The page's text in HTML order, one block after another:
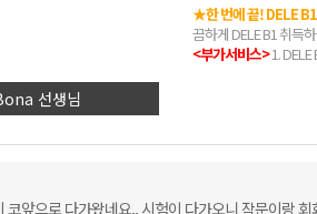
선생님
★한 번에 끝! DELE
끔하게 DELE B1 취득
<부가서비스>1.
코앞으로 다가왔네요,, 시험이 다가오니 작문이랑